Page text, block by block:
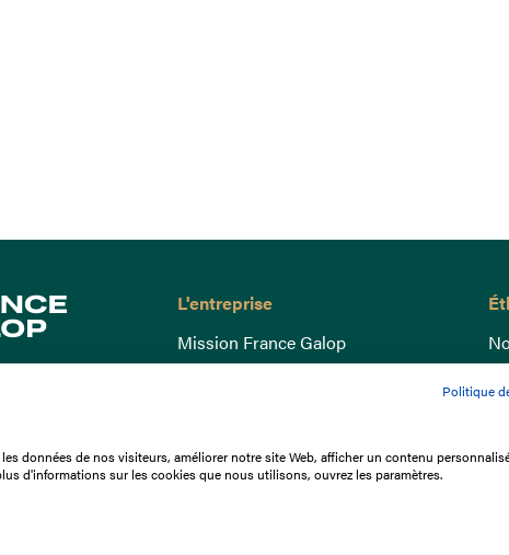
L'entreprise
Mission France Galop
Gouvernance
Comprendre les courses
Docuthèque
Politique
données de nos visiteurs, améliorer notre site Web, afficher un contenu
d'informations sur les cookies que nous utilisons, ouvrez les paramètres.